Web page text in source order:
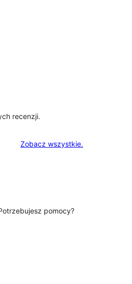
recenzji.
Zobacz wszystkierecenzje
.
pomocy?